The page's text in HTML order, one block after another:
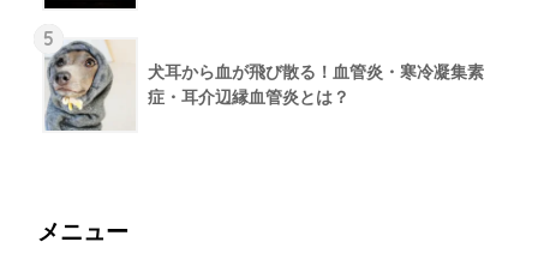
5
犬耳から血が飛び散る！血管炎・寒冷凝集素
症・耳介辺縁血管炎とは？
メニュー